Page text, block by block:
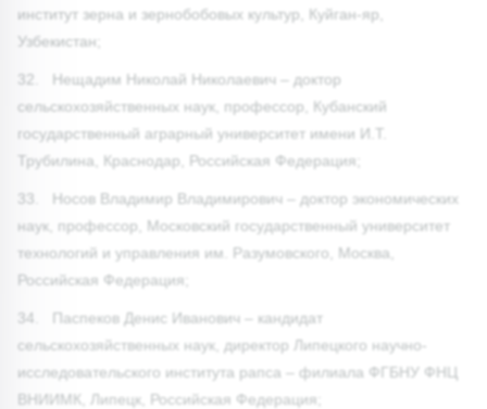
институт зерна и зернобобовых культур, Куйган-яр,
Узбекистан;
32. Нещадим Николай Николаевич – доктор
сельскохозяйственных наук, профессор, Кубанский
государственный аграрный университет имени И.Т.
Трубилина, Краснодар, Российская Федерация;
33. Носов Владимир Владимирович – доктор экономических
наук, профессор, Московский государственный университет
технологий и управления им. Разумовского, Москва,
Российская Федерация;
34. Паспеков Денис Иванович – кандидат
сельскохозяйственных наук, директор Липецкого научно-
исследовательского института рапса – филиала ФГБНУ ФНЦ
ВНИИМК, Липецк, Российская Федерация;